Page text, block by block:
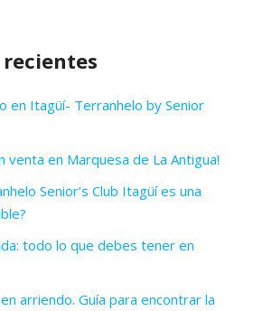
en Itagüí- Terranhelo by Senior
venta en Marquesa de La Antigua!
Senior’s Club Itagüí es una
todo lo que debes tener en
arriendo. Guía para encontrar la